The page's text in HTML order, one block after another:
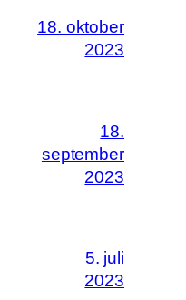
18. oktober
2023
18.
september
2023
5. juli
2023